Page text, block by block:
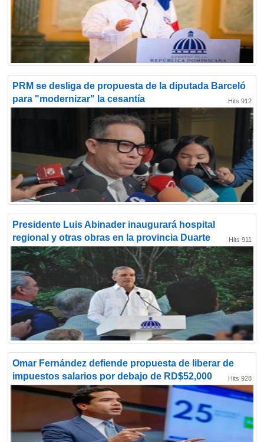
PRM se desliga de propuesta de la diputada Barceló
para "modernizar" la cesantía
Hits 912
Presidente Luis Abinader inaugurará hospital
regional y otras obras en la provincia Duarte
Hits 911
Omar Fernández defiende propuesta de liberar de
impuestos salarios por debajo de RD$52,000
Hits 928